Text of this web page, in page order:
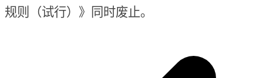
规则（试行）》同时废止。